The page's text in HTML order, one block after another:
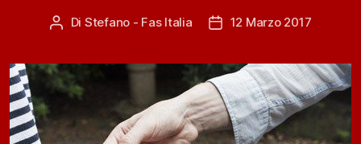
Autore
Di Stefano - Fas Italia
Data12 Marzo 2017